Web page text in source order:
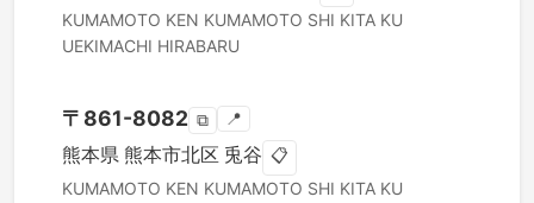
KUMAMOTO KEN KUMAMOTO SHI KITA KU
UEKIMACHI HIRABARU
〒 861-8082 ⧉ 📍
熊本県 熊本市北区 兎谷 📋
KUMAMOTO KEN KUMAMOTO SHI KITA KU